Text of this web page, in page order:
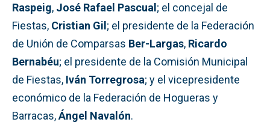
Raspeig, José Rafael Pascual; el concejal de
Fiestas, Cristian Gil; el presidente de la Federación
de Unión de Comparsas Ber-Largas, Ricardo
Bernabéu; el presidente de la Comisión Municipal
de Fiestas, Iván Torregrosa; y el vicepresidente
económico de la Federación de Hogueras y
Barracas,Ángel Navalón.